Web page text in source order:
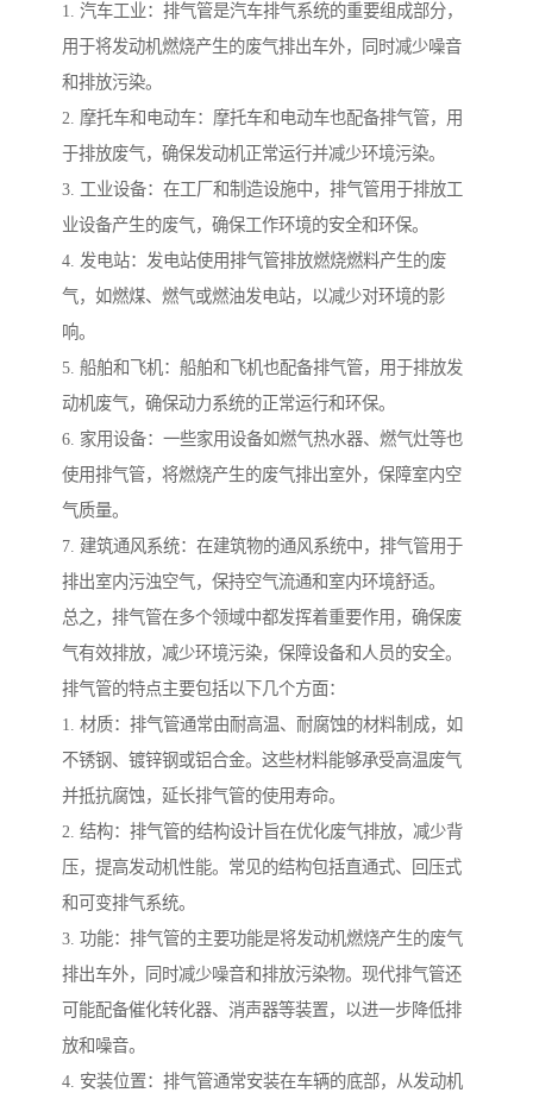
1. 汽车工业：排气管是汽车排气系统的重要组成部分，
用于将发动机燃烧产生的废气排出车外，同时减少噪音
和排放污染。
2. 摩托车和电动车：摩托车和电动车也配备排气管，用
于排放废气，确保发动机正常运行并减少环境污染。
3. 工业设备：在工厂和制造设施中，排气管用于排放工
业设备产生的废气，确保工作环境的安全和环保。
4. 发电站：发电站使用排气管排放燃烧燃料产生的废
气，如燃煤、燃气或燃油发电站，以减少对环境的影
响。
5. 船舶和飞机：船舶和飞机也配备排气管，用于排放发
动机废气，确保动力系统的正常运行和环保。
6. 家用设备：一些家用设备如燃气热水器、燃气灶等也
使用排气管，将燃烧产生的废气排出室外，保障室内空
气质量。
7. 建筑通风系统：在建筑物的通风系统中，排气管用于
排出室内污浊空气，保持空气流通和室内环境舒适。
总之，排气管在多个领域中都发挥着重要作用，确保废
气有效排放，减少环境污染，保障设备和人员的安全。
排气管的特点主要包括以下几个方面：
1. 材质：排气管通常由耐高温、耐腐蚀的材料制成，如
不锈钢、镀锌钢或铝合金。这些材料能够承受高温废气
并抵抗腐蚀，延长排气管的使用寿命。
2. 结构：排气管的结构设计旨在优化废气排放，减少背
压，提高发动机性能。常见的结构包括直通式、回压式
和可变排气系统。
3. 功能：排气管的主要功能是将发动机燃烧产生的废气
排出车外，同时减少噪音和排放污染物。现代排气管还
可能配备催化转化器、消声器等装置，以进一步降低排
放和噪音。
4. 安装位置：排气管通常安装在车辆的底部，从发动机